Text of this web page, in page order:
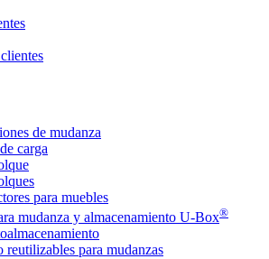
de mudanza
carga
para muebles
mudanza y almacenamiento U-Box®
reutilizables para mudanzas